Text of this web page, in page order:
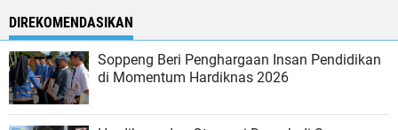
DIREKOMENDASIKAN
Soppeng Beri Penghargaan Insan Pendidikan
di Momentum Hardiknas 2026